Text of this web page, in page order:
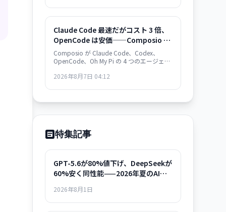
Claude Code 最速だがコスト 3 倍、
OpenCode は安価——Composio の
30 タスク実測が示すエージェント・
フレームワークの選択基準
Composio が Claude Code、Codex、
OpenCode、Oh My Pi の 4 つのエージェン
Code は 122 秒/タスクで最速だが $0.195/
か、用途で選別が必須。
2026年8月7日 04:12
特集記事
GPT-5.6が80%値下げ、DeepSeekが
60%安く同性能——2026年夏のAIモ
2026年8月1日